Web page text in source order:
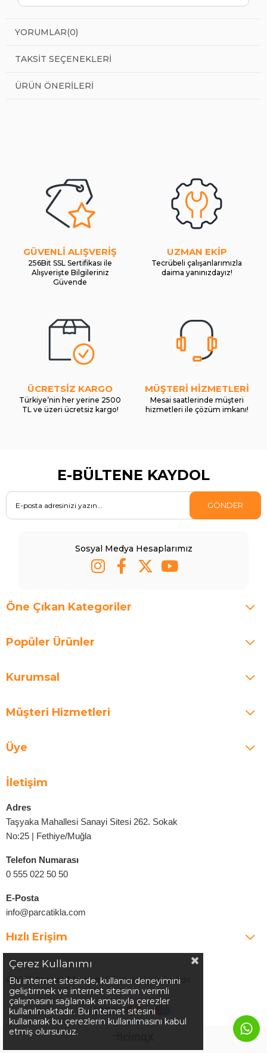
YORUMLAR(0)
TAKSIT SEÇENEKLERI
ÜRÜN ÖNERILERI
GÜVENLİ ALIŞVERİŞ
256Bit SSL Sertifikası ile
Alışverişte Bilgileriniz
Güvende
UZMAN EKİP
Tecrübeli çalışanlarımızla
daima yanınızdayız!
ÜCRETSİZ KARGO
Türkiye’nin her yerine 2500
TL ve üzeri ücretsiz kargo!
MÜŞTERİ HİZMETLERİ
Mesai saatlerinde müşteri
hizmetleri ile çözüm imkanı!
E-BÜLTENE KAYDOL
GÖNDER
Sosyal Medya Hesaplarımız
Öne Çıkan Kategoriler
Popüler Ürünler
Kurumsal
Müşteri Hizmetleri
Üye
İletişim
Adres
Taşyaka Mahallesi Sanayi Sitesi 262. Sokak
No:25 | Fethiye/Muğla
Telefon Numarası
0 555 022 50 50
E-Posta
info@parcatikla.com
Hızlı Erişim
©2025Parcatikla.com| Tüm Hakları Saklıdır.
Çerez Kullanımı
Bu internet sitesinde, kullanıcı deneyimini
geliştirmek ve internet sitesinin verimli
çalışmasını sağlamak amacıyla çerezler
kullanılmaktadır. Bu internet sitesini
kullanarak bu çerezlerin kullanılmasını kabul
etmiş olursunuz.